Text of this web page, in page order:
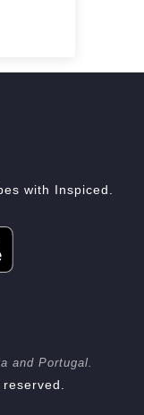
with Inspiced.
and Portugal.